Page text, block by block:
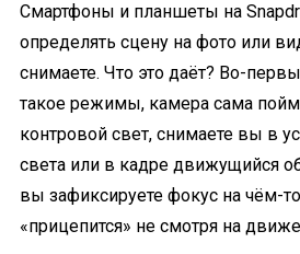
Смартфоны и планшеты на
определять сцену на фото или
снимаете. Что это даёт? Во-
такое режимы, камера сама
контровой свет, снимаете вы в
света или в кадре движущийся
вы зафиксируете фокус на чём-
«прицепится» не смотря на